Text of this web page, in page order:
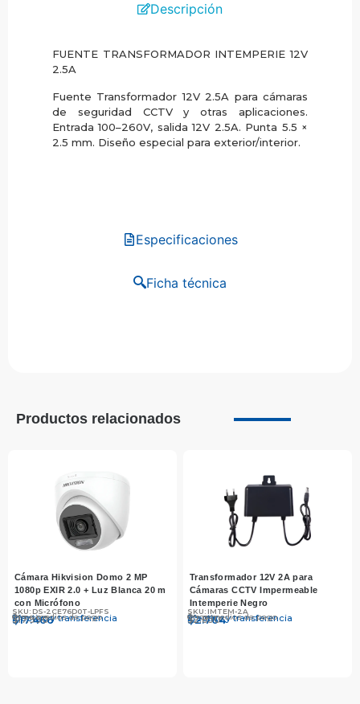
Descripción
Especificaciones
Ficha técnica
FUENTE TRANSFORMADOR INTEMPERIE 12V
2.5A
Fuente Transformador 12V 2.5A para cámaras
de seguridad CCTV y otras aplicaciones.
Entrada 100–260V, salida 12V 2.5A. Punta 5.5 ×
2.5 mm. Diseño especial para exterior/interior.
Productos relacionados
Cámara Hikvision Domo 2 MP
1080p EXIR 2.0 + Luz Blanca 20 m
con Micrófono
SKU: DS-2CE76D0T-LPFS
$17.466
Efectivo y transferencia
$17.990
Otros medios de pago
Transformador 12V 2A para
Cámaras CCTV Impermeable
Intemperie Negro
SKU: IMTEM-2A
$2.764
Efectivo y transferencia
$2.850
Otros medios de pago